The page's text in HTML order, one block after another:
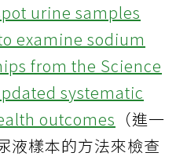
urine samples
examine sodium
from the Science
systematic
outcomes （進一
液樣本的方法來檢查